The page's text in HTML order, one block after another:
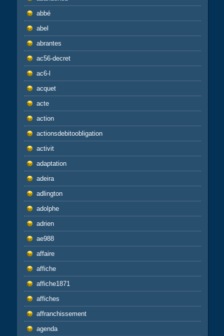
abbé
abel
abrantes
ac56-decret
ac6-l
acquet
acte
action
actionsdebitoobligation
activit
adaptation
adeira
adlington
adolphe
adrien
ae988
affaire
affiche
affiche1871
affiches
affranchissement
agenda